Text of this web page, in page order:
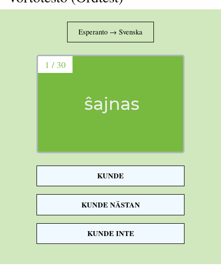
ŝajnas
it seems
1 / 30
KUNDE
KUNDE NÄSTAN
KUNDE INTE